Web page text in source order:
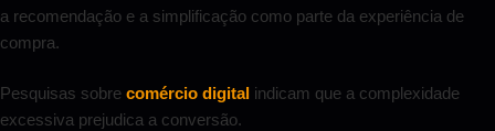
a recomendação e a simplificação como parte da experiência de
compra.
Pesquisas sobre comércio digital indicam que a complexidade
excessiva prejudica a conversão.